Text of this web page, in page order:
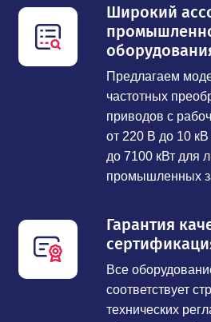
Широкий
Предлагаем
частотных
приводов с
от 220 В до 10
до 7100 кВт для
промышленных
Гарантия
Все
соответствует
технических